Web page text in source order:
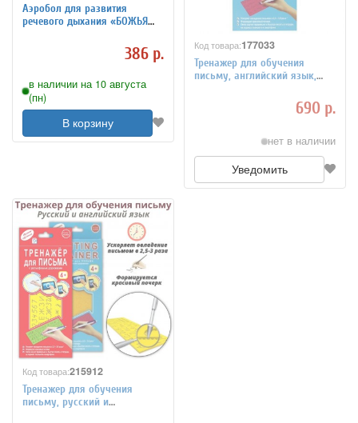
Аэробол для развития
речевого дыхания «БОЖЬЯ
386 р.
в наличии на 10 августа
(пн)
В корзину
Код товара:177033
Тренажер для обучения
письму, английский язык,
690 р.
нет в наличии
Уведомить
Код товара:215912
Тренажер для обучения
письму, русский и